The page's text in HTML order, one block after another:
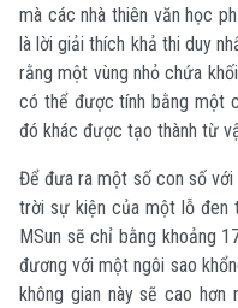
mà các nhà thiên văn học
là lời giải thích khả thi duy
rằng một vùng nhỏ chứa
có thể được tính bằng một
đó khác được tạo thành từ
Để đưa ra một số con số với
trời sự kiện của một lỗ đen
MSun sẽ chỉ bằng khoảng
đương với một ngôi sao
không gian này sẽ cao